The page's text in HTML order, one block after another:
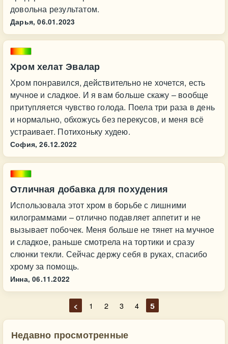
довольна результатом.
Дарья, 06.01.2023
Хром хелат Эвалар
Хром понравился, действительно не хочется, есть
мучное и сладкое. И я вам больше скажу – вообще
притупляется чувство голода. Поела три раза в день
и нормально, обхожусь без перекусов, и меня всё
устраивает. Потихоньку худею.
София, 26.12.2022
Отличная добавка для похудения
Использовала этот хром в борьбе с лишними
килограммами – отлично подавляет аппетит и не
вызывает побочек. Меня больше не тянет на мучное
и сладкое, раньше смотрела на тортики и сразу
слюнки текли. Сейчас держу себя в руках, спасибо
хрому за помощь.
Инна, 06.11.2022
< 1 2 3 4 5
Недавно просмотренные